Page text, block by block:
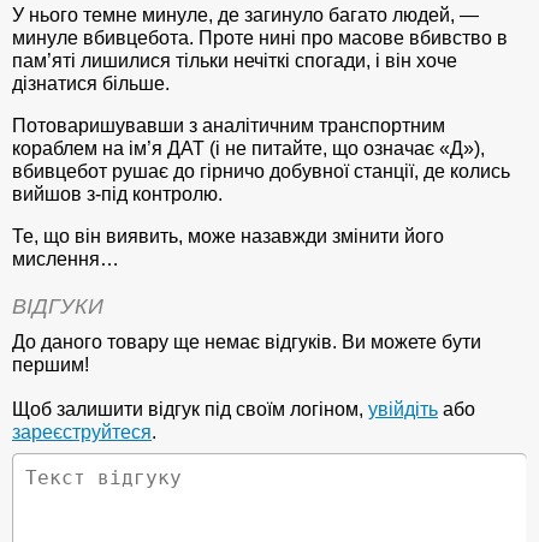
У нього темне минуле, де загинуло багато людей, —
минуле вбивцебота. Проте нині про масове вбивство в
пам’яті лишилися тільки нечіткі спогади, і він хоче
дізнатися більше.
Потоваришувавши з аналітичним транспортним
кораблем на ім’я ДАТ (і не питайте, що означає «Д»),
вбивцебот рушає до гірничо добувної станції, де колись
вийшов з-під контролю.
Те, що він виявить, може назавжди змінити його
мислення…
ВІДГУКИ
До даного товару ще немає відгуків. Ви можете бути
першим!
Щоб залишити відгук під своїм логіном, увійдіть або
зареєструйтеся.